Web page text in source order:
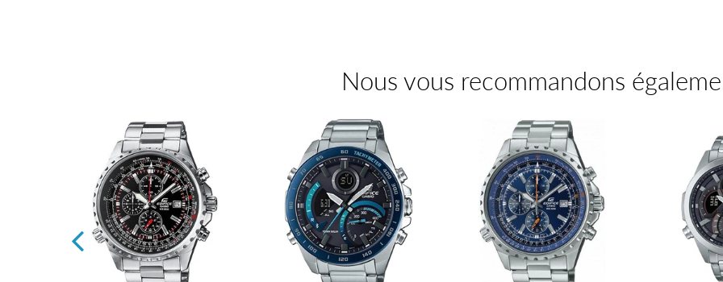
Nous vous recommandons